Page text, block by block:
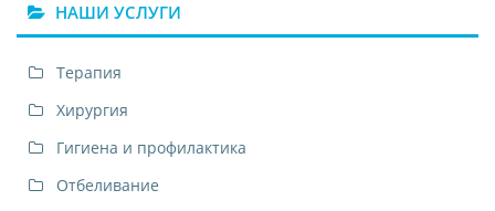
НАШИ УСЛУГИ
Терапия
Хирургия
Гигиена и профилактика
Отбеливание